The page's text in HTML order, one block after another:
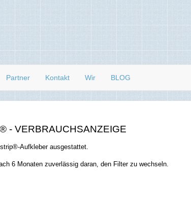
Partner Kontakt Wir BLOG
- VERBRAUCHSANZEIGE
Aufkleber ausgestattet.
6 Monaten zuverlässig daran, den Filter zu wechseln.